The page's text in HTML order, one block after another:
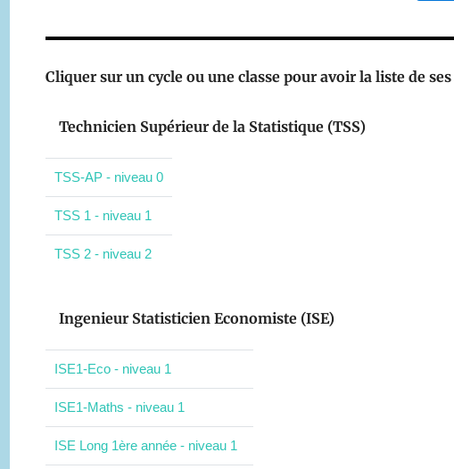
Cliquer sur un cycle ou une classe pour avoir la liste de
Technicien Supérieur de la Statistique (TSS)
TSS-AP - niveau 0
TSS 1 - niveau 1
TSS 2 - niveau 2
Ingenieur Statisticien Economiste (ISE)
ISE1-Eco - niveau 1
ISE1-Maths - niveau 1
ISE Long 1ère année - niveau 1